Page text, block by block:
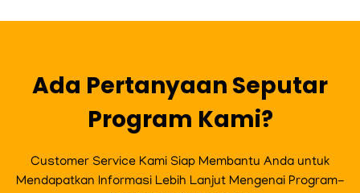
o g
m
e b
Ada Pertanyaan Seputar
Program Kami?
Customer Service Kami Siap Membantu Anda untuk
Mendapatkan Informasi Lebih Lanjut Mengenai Program-